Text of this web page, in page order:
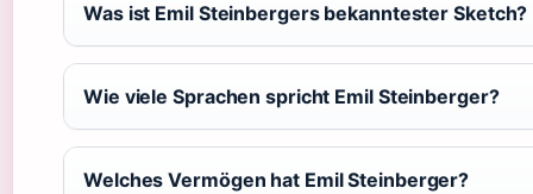
Was ist Emil Steinbergers bekanntester Sketch?
Wie viele Sprachen spricht Emil Steinberger?
Welches Vermögen hat Emil Steinberger?